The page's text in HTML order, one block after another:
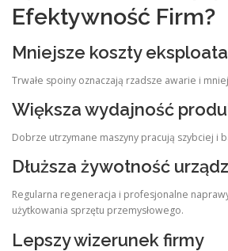
Efektywność Firm?
Mniejsze koszty
Trwałe spoiny oznaczają rzadsze awarie i
Większa wydajność
Dobrze utrzymane maszyny pracują szybciej i
Dłuższa żywotność
Regularna regeneracja i profesjonalne
użytkowania sprzętu przemysłowego.
Lepszy wizerunek firmy